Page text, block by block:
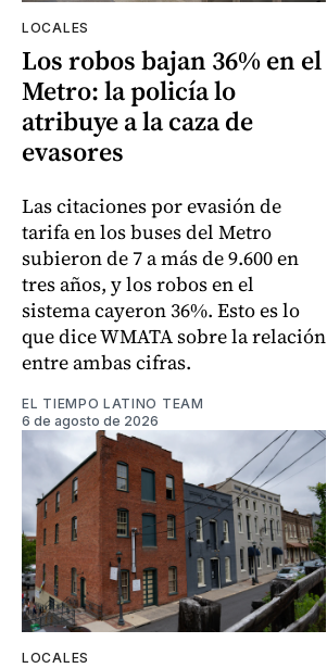
LOCALES
Los robos bajan 36% en el
Metro: la policía lo
atribuye a la caza de
evasores
Las citaciones por evasión de
tarifa en los buses del Metro
subieron de 7 a más de 9.600 en
tres años, y los robos en el
sistema cayeron 36%. Esto es lo
que dice WMATA sobre la relación
entre ambas cifras.
EL TIEMPO LATINO TEAM
6 de agosto de 2026
LOCALES